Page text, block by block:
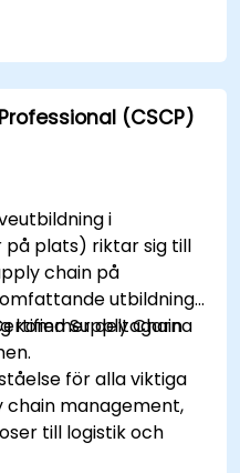
optimerade
upphandlares
(CSCP)
i
plats) riktar sig till
chain på
utbildning
Supply Chain
kommer deltagarna
för alla viktiga
chain management,
till logistik och